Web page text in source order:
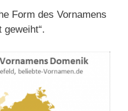
Form des Vornamens
geweiht“.